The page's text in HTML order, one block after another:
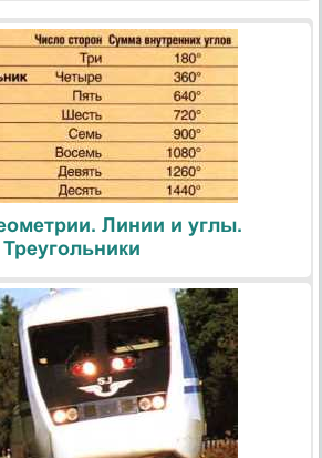
Линии и углы.
Треугольники